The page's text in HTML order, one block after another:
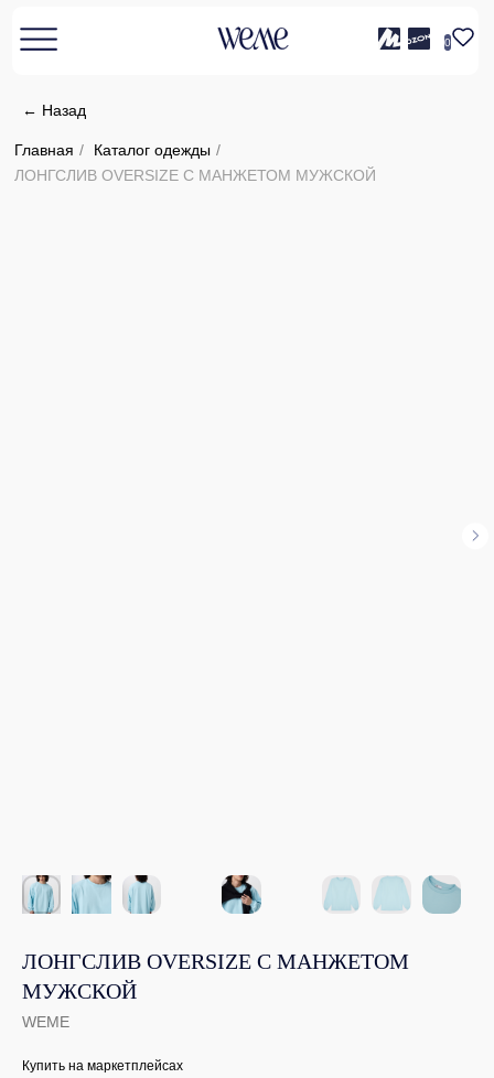
0
← Назад
Главная / Каталог одежды /
ЛОНГСЛИВ OVERSIZE С МАНЖЕТОМ МУЖСКОЙ
ЛОНГСЛИВ OVERSIZE С МАНЖЕТОМ
МУЖСКОЙ
WEME
Купить на маркетплейсах